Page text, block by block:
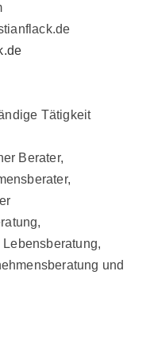
Tätigkeit
Berater,
und